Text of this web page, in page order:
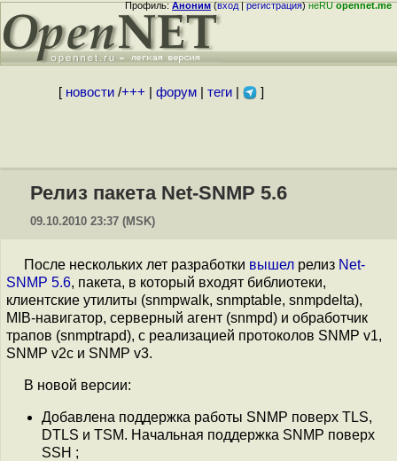
Профиль:Аноним(вход|регистрация)неRUopennet.me
[ новости/+++ форум| теги| ]
Релиз пакета Net-SNMP 5.6
09.10.2010 23:37 (MSK)
После нескольких лет разработки вышел релиз Net-
SNMP 5.6, пакета, в который входят библиотеки,
клиентские утилиты (snmpwalk, snmptable, snmpdelta),
MIB-навигатор, серверный агент (snmpd) и обработчик
трапов (snmptrapd), с реализацией протоколов SNMP v1,
SNMP v2c и SNMP v3.
В новой версии:
Добавлена поддержка работы SNMP поверх TLS,
DTLS и TSM. Начальная поддержка SNMP поверх
SSH ;